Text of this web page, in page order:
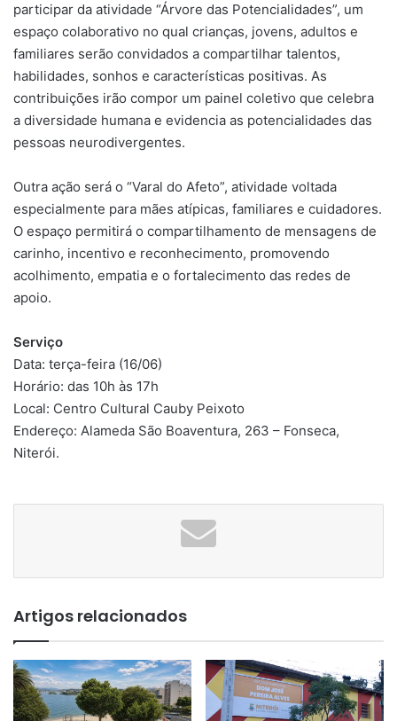
participar da atividade “Árvore das Potencialidades”, um
espaço colaborativo no qual crianças, jovens, adultos e
familiares serão convidados a compartilhar talentos,
habilidades, sonhos e características positivas. As
contribuições irão compor um painel coletivo que celebra
a diversidade humana e evidencia as potencialidades das
pessoas neurodivergentes.
Outra ação será o “Varal do Afeto”, atividade voltada
especialmente para mães atípicas, familiares e cuidadores.
O espaço permitirá o compartilhamento de mensagens de
carinho, incentivo e reconhecimento, promovendo
acolhimento, empatia e o fortalecimento das redes de
apoio.
Serviço
Data: terça-feira (16/06)
Horário: das 10h às 17h
Local: Centro Cultural Cauby Peixoto
Endereço: Alameda São Boaventura, 263 – Fonseca,
Niterói.
Artigos relacionados